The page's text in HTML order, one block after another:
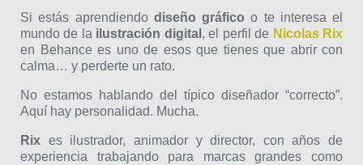
Si estás aprendiendo diseño gráfico o te interesa el
mundo de la ilustración digital , el perfil de Nicolas Rix
en Behance es uno de esos que tienes que abrir con
calma… y perderte un rato.
No estamos hablando del típico diseñador “correcto”.
Aquí hay personalidad. Mucha.
Rix es ilustrador, animador y director, con años de
experiencia trabajando para marcas grandes como